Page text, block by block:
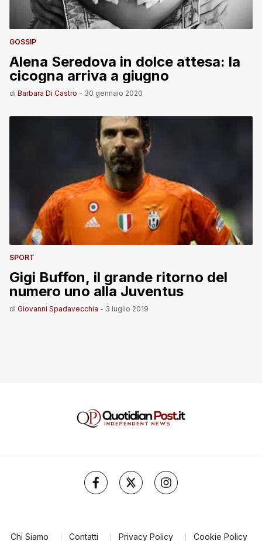
GOSSIP
Alena Seredova in dolce attesa: la
cicogna arriva a giugno
di Barbara Di Castro - 30 gennaio 2020
SPORT
Gigi Buffon, il grande ritorno del
numero uno alla Juventus
di Giovanni Spadavecchia - 3 luglio 2019
Chi Siamo Contatti Privacy Policy Cookie Policy